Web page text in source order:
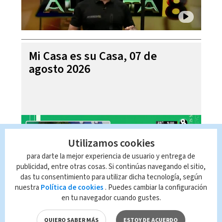
Mi Casa es su Casa, 07 de
agosto 2026
Telediario En Directo con Paula
Utilizamos cookies
para darte la mejor experiencia de usuario y entrega de
publicidad, entre otras cosas. Si continúas navegando el sitio,
das tu consentimiento para utilizar dicha tecnología, según
nuestra Política de cookies . Puedes cambiar la configuración
en tu navegador cuando gustes.
QUIERO SABER MÁS ESTOY DE ACUERDO